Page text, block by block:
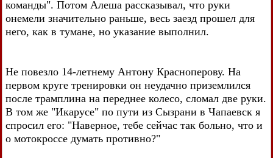
команды". Потом Алеша рассказывал, что руки
онемели значительно раньше, весь заезд прошел для
него, как в тумане, но указание выполнил.
Не повезло 14-летнему Антону Красноперову. На
первом круге тренировки он неудачно приземлился
после трамплина на переднее колесо, сломал две руки.
В том же "Икарусе" по пути из Сызрани в Чапаевск я
спросил его: "Наверное, тебе сейчас так больно, что и
о мотокроссе думать противно?"